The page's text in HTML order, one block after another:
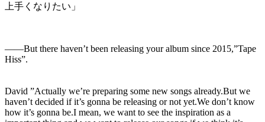
上手くなりたい」
――But there haven’t been releasing your album since 2015,”Tape
Hiss”.
David ”Actually we’re preparing some new songs already.But we
haven’t decided if it’s gonna be releasing or not yet.We don’t know
how it’s gonna be.I mean, we want to see the inspiration as a